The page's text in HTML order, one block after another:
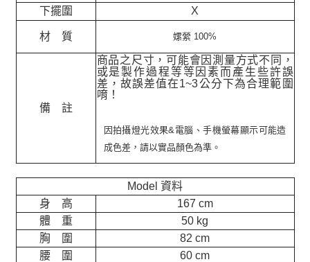
下擺圍
X
材 質 嫘縈 100%
備 註
商品之尺寸，可能會因測量方式不同，
或是製作過程等等因素而產生些許誤
差，故誤差值在1~3公分下為合理範圍
唷！
因拍攝燈光效果&電腦、手機螢幕顯示可能造
成色差，請以實品顏色為準。
Model 資料
身 高
167 cm
體 重
50 kg
胸 圍
82 cm
腰 圍
60 cm